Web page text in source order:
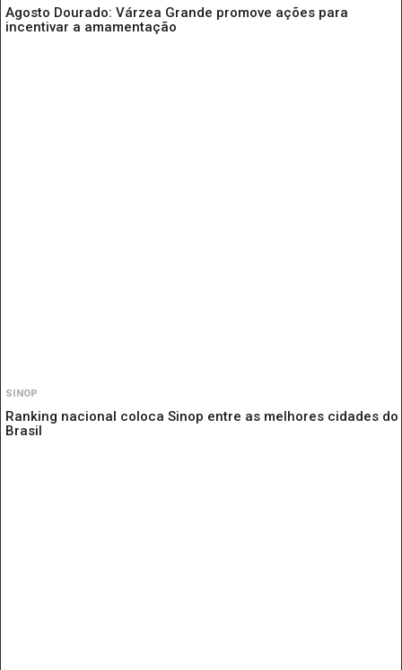
Agosto Dourado: Várzea Grande promove ações para
incentivar a amamentação
SINOP
Ranking nacional coloca Sinop entre as melhores cidades do
Brasil